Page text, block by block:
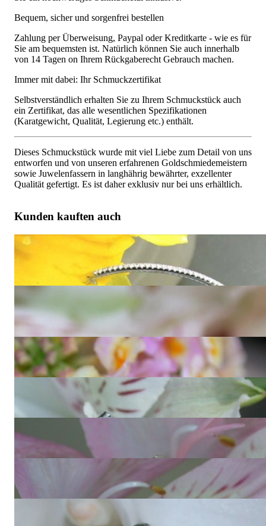
Bequem, sicher und sorgenfrei bestellen
Zahlung per Überweisung, Paypal oder Kreditkarte - wie es für
Sie am bequemsten ist. Natürlich können Sie auch innerhalb
von 14 Tagen on Ihrem Rückgaberecht Gebrauch machen.
Immer mit dabei: Ihr Schmuckzertifikat
Selbstverständlich erhalten Sie zu Ihrem Schmuckstück auch
ein Zertifikat, das alle wesentlichen Spezifikationen
(Karatgewicht, Qualität, Legierung etc.) enthält.
Dieses Schmuckstück wurde mit viel Liebe zum Detail von uns
entworfen und von unseren erfahrenen Goldschmiedemeistern
sowie Juwelenfassern in langhährig bewährter, exzellenter
Qualität gefertigt. Es ist daher exklusiv nur bei uns erhältlich.
Kunden kauften auch
Riesige Creolen mit schwarzen Diamanten und weißen
Brillanten
Wandelbarer Memory Ring mit weißen und schwarzen
Diamanten
Ewig klassischer Brillanten Memory Ring in Weißgold
1.090,00 €
Edler Diamanten Memory Ring
Absolut zeitloser Diamanten Memory Ring
1.090,00 €
Feiner Diamanten Memory Ring in Roségold
1.090,00 €
Zarter Memory Ring mit schwarzen Diamanten